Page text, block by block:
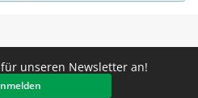
unseren Newsletter an!